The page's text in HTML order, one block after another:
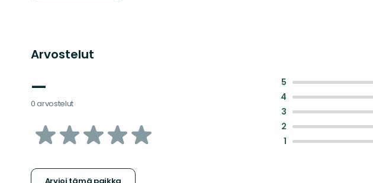
Arvostelut
—
0 arvostelut
/5
Arvioi tämä paikka
5
4
3
2
1